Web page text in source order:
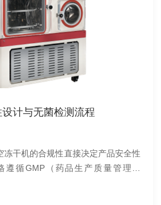
计与无菌检测流程
冻干机的合规性直接决定产品安全性
循GMP（药品生产质量管理规
菌。以下从合规性设计要点与无菌